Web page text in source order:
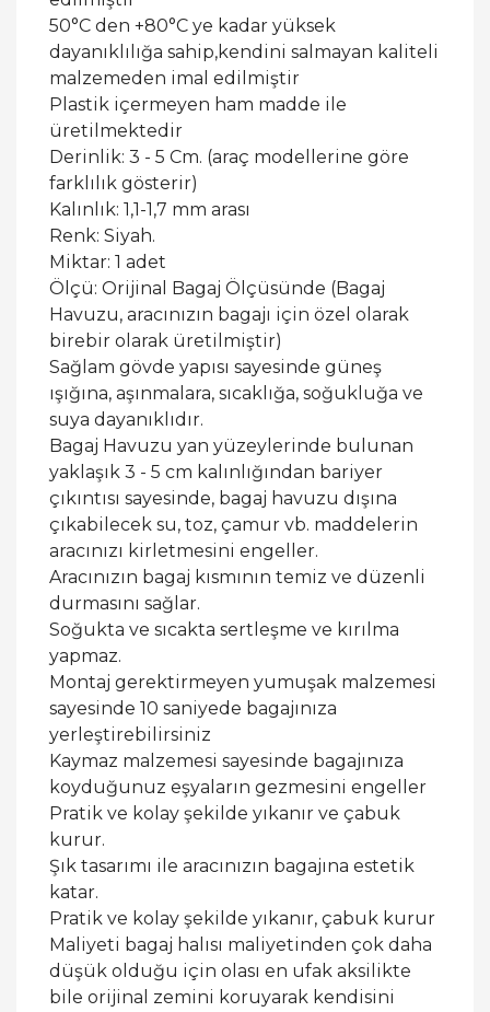
50°C den +80°C ye kadar yüksek
dayanıklılığa sahip,kendini salmayan kaliteli
malzemeden imal edilmiştir
Plastik içermeyen ham madde ile
üretilmektedir
Derinlik: 3 - 5 Cm. (araç modellerine göre
farklılık gösterir)
Kalınlık: 1,1-1,7 mm arası
Renk: Siyah.
Miktar: 1 adet
Ölçü: Orijinal Bagaj Ölçüsünde (Bagaj
Havuzu, aracınızın bagajı için özel olarak
birebir olarak üretilmiştir)
Sağlam gövde yapısı sayesinde güneş
ışığına, aşınmalara, sıcaklığa, soğukluğa ve
suya dayanıklıdır.
Bagaj Havuzu yan yüzeylerinde bulunan
yaklaşık 3 - 5 cm kalınlığından bariyer
çıkıntısı sayesinde, bagaj havuzu dışına
çıkabilecek su, toz, çamur vb. maddelerin
aracınızı kirletmesini engeller.
Aracınızın bagaj kısmının temiz ve düzenli
durmasını sağlar.
Soğukta ve sıcakta sertleşme ve kırılma
yapmaz.
Montaj gerektirmeyen yumuşak malzemesi
sayesinde 10 saniyede bagajınıza
yerleştirebilirsiniz
Kaymaz malzemesi sayesinde bagajınıza
koyduğunuz eşyaların gezmesini engeller
Pratik ve kolay şekilde yıkanır ve çabuk
kurur.
Şık tasarımı ile aracınızın bagajına estetik
katar.
Pratik ve kolay şekilde yıkanır, çabuk kurur
Maliyeti bagaj halısı maliyetinden çok daha
düşük olduğu için olası en ufak aksilikte
bile orijinal zemini koruyarak kendisini